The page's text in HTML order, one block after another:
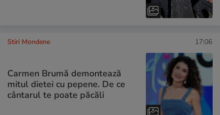
Stiri Mondene 17:06
Carmen Brumă demontează
mitul dietei cu pepene. De ce
cântarul te poate păcăli